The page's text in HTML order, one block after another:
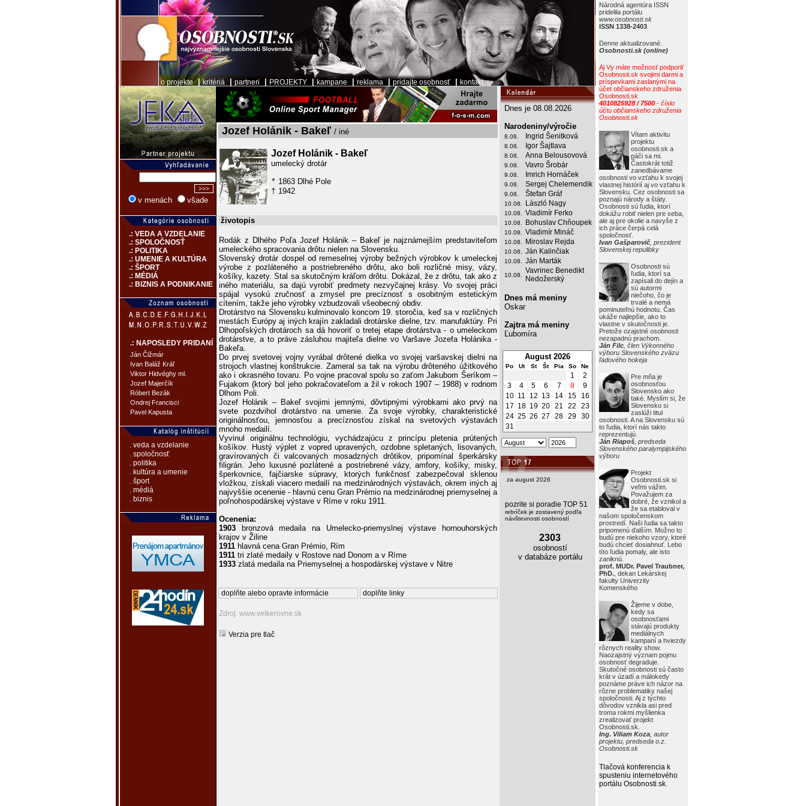
o projekte|kritériá partneri PROJEKTY kampane reklama pridajte osobnosť kontakt
Národná agentúra ISSN
pridelila portálu
www.osobnosti.sk
ISSN 1338-2403
Denne aktualizované.
Osobnosti.sk (online)
Aj Vy máte možnosť podporiť
Osobnosti.sk svojimi darmi a
príspevkami zaslanými na
účet občianskeho združenia
Osobnosti.sk
4010825928 / 7500 - číslo
účtu občianskeho združenia
Osobnosti.sk
Vítam aktivitu
projektu
osobnosti.sk a
páči sa mi.
Častokrát totiž
zanedbávame
osobnosti vo vzťahu k svojej
vlastnej histórií aj vo vzťahu k
Slovensku. Cez osobnosti sa
poznajú národy a štáty.
Osobnosti sú ľudia, ktorí
dokážu robiť nielen pre seba,
ale aj pre okolie a navyše z
ich práce čerpá celá
spoločnosť.
Ivan Gašparovič , prezident
Slovenskej repulibky
Osobnosti sú
ľudia, ktorí sa
zapísali do dejín a
sú autormi
niečoho, čo je
trvalé a nemá
pominuteľnú hodnotu. Čas
ukáže najlepšie, ako to
vlastne v skutočnosti je.
Pretože ozajstné osobnosti
nezapadnú prachom.
Ján Filc , člen Výkonného
výboru Slovenského zväzu
ľadového hokeja
Pre mňa je
osobnosťou
Slovensko ako
také. Myslím si, že
Slovensko si
zaslúži titul
osobnosti. A na Slovensku sú
to ľudia, ktorí nás takto
reprezentujú.
Ján Riapoš , predseda
Slovenského paralympijského
výboru
Projekt
Osobnosti.sk si
veľmi vážim.
Považujem za
dobré, že vznikol a
že sa etabloval v
našom spoločenskom
prostredí. Naši ľudia sa takto
pripomenú ďalším. Možno to
budú pre niekoho vzory, ktoré
budú chcieť dosiahnuť. Lebo
títo ľudia pomaly, ale isto
zaniknú.
prof. MUDr. Pavel Traubner,
PhD. , dekan Lekárskej
fakulty Univerzity
Komenského
Žijeme v dobe,
kedy sa
osobnosťami
stávajú produkty
mediálnych
kampaní a hviezdy
rôznych reality show.
Naozajstný význam pojmu
osobnosť degraduje.
Skutočné osobnosti sú často
krát v úzadí a málokedy
poznáme práve ich názor na
rôzne problematiky našej
spoločnosti. Aj z týchto
dôvodov vznikla asi pred
troma rokmi myšlienka
zrealizovať projekt
Osobnosti.sk.
Ing. Viliam Koza , autor
projektu, predseda o.z.
Osobnosti.sk
Tlačová konferencia k
spusteniu internetového
portálu Osobnosti.sk
v menách všade
.: VEDA A VZDELANIE
.: SPOLOČNOSŤ
.: POLITIKA
.: UMENIE A KULTÚRA
.: ŠPORT
.: MÉDIÁ
.: BIZNIS A PODNIKANIE
.: NAPOSLEDY PRIDANÍ
Ján Čižmár
Ivan Baláž Kráľ
Viktor Hidvéghy ml.
Jozef Majerčík
Róbert Bezák
Ondrej Francisci
Pavel Kapusta
. veda a vzdelanie
. spoločnosť
. politika
. kultúra a umenie
. šport
. médiá
. biznis
Jozef Holánik - Bakeľ / iné
Jozef Holánik - Bakeľ
umelecký drotár
* 1863 Dlhé Pole
† 1942
životopis
Rodák z Dlhého Poľa Jozef Holánik – Bakeľ je najznámejším predstaviteľom
umeleckého spracovania drôtu nielen na Slovensku.
Slovenský drotár dospel od remeselnej výroby bežných výrobkov k umeleckej
výrobe z pozláteného a postriebreného drôtu, ako boli rozličné misy, vázy,
košíky, kazety. Stal sa skutočným kráľom drôtu. Dokázal, že z drôtu, tak ako z
iného materiálu, sa dajú vyrobiť predmety nezvyčajnej krásy. Vo svojej práci
spájal vysokú zručnosť a zmysel pre precíznosť s osobitným estetickým
cítením, takže jeho výrobky vzbudzovali všeobecný obdiv.
Drotárstvo na Slovensku kulminovalo koncom 19. storočia, keď sa v rozličných
mestách Európy aj iných krajín zakladali drotárske dielne, tzv. manufaktúry. Pri
Dlhopoľských drotároch sa dá hovoriť o tretej etape drotárstva - o umeleckom
drotárstve, a to práve zásluhou majiteľa dielne vo Varšave Jozefa Holánika -
Bakeľa.
Do prvej svetovej vojny vyrábal drôtené dielka vo svojej varšavskej dielni na
strojoch vlastnej konštrukcie. Zameral sa tak na výrobu drôteného úžitkového
ako i okrasného tovaru. Po vojne pracoval spolu so zaťom Jakubom Šeríkom –
Fujakom (ktorý bol jeho pokračovateľom a žil v rokoch 1907 – 1988) v rodnom
Dlhom Poli.
Jozef Holánik – Bakeľ svojimi jemnými, dôvtipnými výrobkami ako prvý na
svete pozdvihol drotárstvo na umenie. Za svoje výrobky, charakteristické
originálnosťou, jemnosťou a precíznosťou získal na svetových výstavách
mnoho medailí.
Vyvinul originálnu technológiu, vychádzajúcu z princípu pletenia prútených
košíkov. Hustý výplet z vopred upravených, ozdobne spletaných, lisovaných,
gravírovaných či valcovaných mosadzných drôtikov, pripomínal šperkársky
filigrán. Jeho luxusné pozlátené a postriebrené vázy, amfory, košíky, misky,
šperkovnice, fajčiarske súpravy, ktorých funkčnosť zabezpečoval sklenou
vložkou, získali viacero medailí na medzinárodných výstavách, okrem iných aj
najvyššie ocenenie - hlavnú cenu Gran Prémio na medzinárodnej priemyselnej a
poľnohospodárskej výstave v Ríme v roku 1911.
Ocenenia:
1903 bronzová medaila na Umelecko-priemyslnej výstave hornouhorských
krajov v Žiline
1911 hlavná cena Gran Prémio, Rím
1911 tri zlaté medaily v Rostove nad Donom a v Ríme
1933 zlatá medaila na Priemyselnej a hospodárskej výstave v Nitre
doplňte alebo opravte informácie doplňte linky
Zdroj: www.velkerovne.sk
Verzia pre tlač
Dnes je 08.08.2026
Narodeniny/výročie
8.08. Ingrid Šenitková
8.08. Igor Šajtlava
8.08. Anna Belousovová
9.08. Vavro Šrobár
9.08. Imrich Hornáček
9.08. Sergej Chelemendik
9.08. Štefan Gráf
10.08. László Nagy
10.08. Vladimír Ferko
10.08. Bohuslav Chňoupek
10.08. Vladimír Mináč
10.08. Miroslav Rejda
10.08. Ján Kalinčiak
10.08. Ján Marták
10.08.
Vavrinec Benedikt
Nedožerský
Dnes má meniny
Oskar
Zajtra má meniny
Ľubomíra
August 2026
Po Ut St Št Pia So Ne
1
2
3
4 5 6 7 8
9
10 11 12 13 14 15
16
17 18 19 20 21 22
23
24 25 26 27 28 29 30
31
za august 2026
pozrite si poradie TOP 51
rebríček je zostavený podľa
návštevnosti osobností
2303
osobností
v databáze portálu